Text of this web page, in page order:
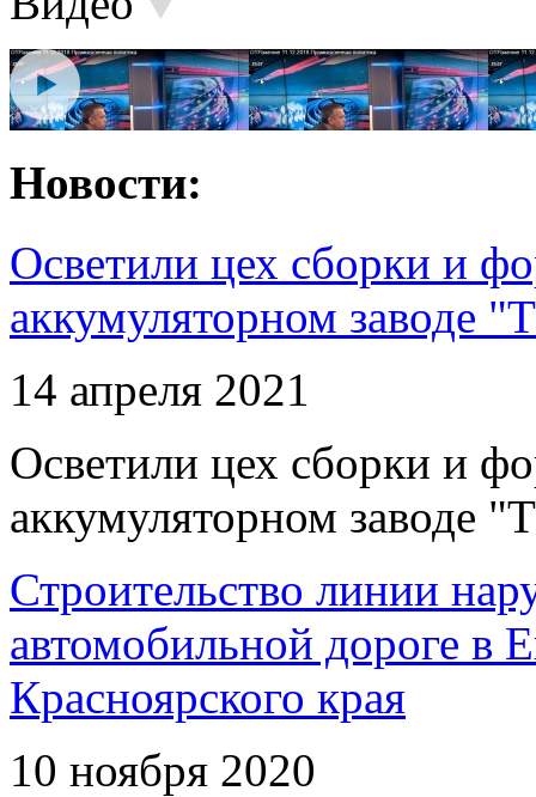
Новости:
Осветили цех сборки и
аккумуляторном заводе
14 апреля 2021
Осветили цех сборки и
аккумуляторном заводе
Строительство линии
автомобильной дороге в
Красноярского края
10 ноября 2020